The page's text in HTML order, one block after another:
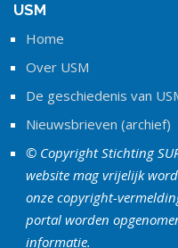
USM
Home
Over USM
De geschiedenis van
Nieuwsbrieven (archief)
© Copyright Stichting
website mag vrijelijk
onze copyright-
portal worden
informatie.